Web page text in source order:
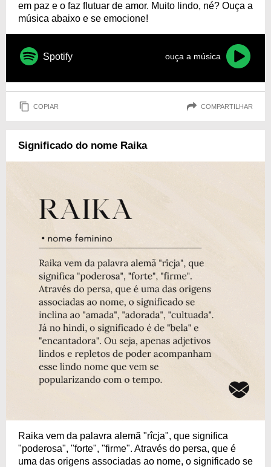
em paz e o faz flutuar de amor. Muito lindo, né? Ouça a
música abaixo e se emocione!
Spotify ouça a música
COPIAR COMPARTILHAR
Significado do nome Raika
Raika vem da palavra alemã "rîcja", que significa
"poderosa", "forte", "firme". Através do persa, que é
uma das origens associadas ao nome, o significado se